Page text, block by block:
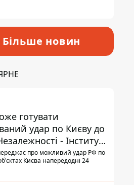
Більше новин
готувати
удар по Києву до
- Інститут
війни
про можливий удар РФ по
Києва напередодні 24